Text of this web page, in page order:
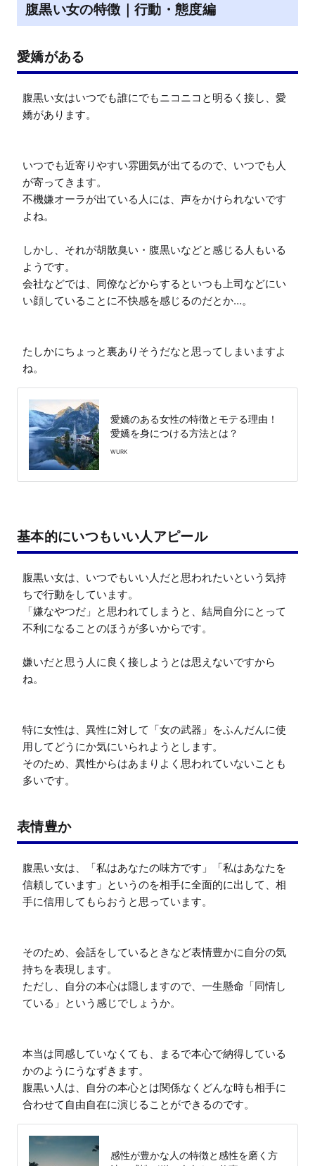
腹黒い女の特徴｜行動・態度編
愛嬌がある
腹黒い女はいつでも誰にでもニコニコと明るく接し、愛
嬌があります。
いつでも近寄りやすい雰囲気が出てるので、いつでも人
が寄ってきます。
不機嫌オーラが出ている人には、声をかけられないです
よね。
しかし、それが胡散臭い・腹黒いなどと感じる人もいる
ようです。
会社などでは、同僚などからするといつも上司などにい
い顔していることに不快感を感じるのだとか…。
たしかにちょっと裏ありそうだなと思ってしまいますよ
ね。
愛嬌のある女性の特徴とモテる理由！
愛嬌を身につける方法とは？
WURK
基本的にいつもいい人アピール
腹黒い女は、いつでもいい人だと思われたいという気持
ちで行動をしています。
「嫌なやつだ」と思われてしまうと、結局自分にとって
不利になることのほうが多いからです。
嫌いだと思う人に良く接しようとは思えないですから
ね。
特に女性は、異性に対して「女の武器」をふんだんに使
用してどうにか気にいられようとします。
そのため、異性からはあまりよく思われていないことも
多いです。
表情豊か
腹黒い女は、「私はあなたの味方です」「私はあなたを
信頼しています」というのを相手に全面的に出して、相
手に信用してもらおうと思っています。
そのため、会話をしているときなど表情豊かに自分の気
持ちを表現します。
ただし、自分の本心は隠しますので、一生懸命「同情し
ている」という感じでしょうか。
本当は同感していなくても、まるで本心で納得している
かのようにうなずきます。
腹黒い人は、自分の本心とは関係なくどんな時も相手に
合わせて自由自在に演じることができるのです。
感性が豊かな人の特徴と感性を磨く方